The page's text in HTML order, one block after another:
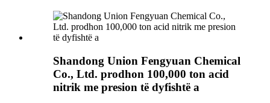
Shandong Union Fengyuan Chemical
Co., Ltd. prodhon 100,000 ton acid
nitrik me presion të dyfishtë a